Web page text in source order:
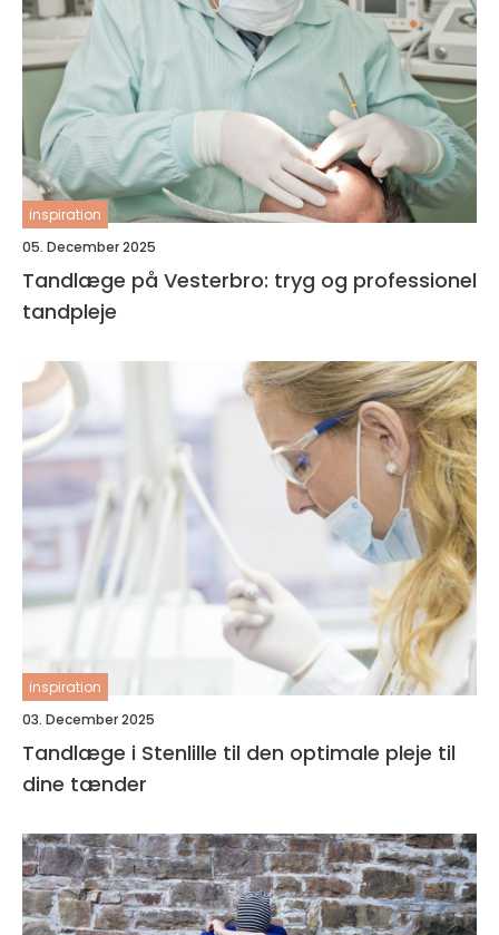
inspiration
05. December 2025
Tandlæge på Vesterbro: tryg og professionel
tandpleje
inspiration
03. December 2025
Tandlæge i Stenlille til den optimale pleje til
dine tænder